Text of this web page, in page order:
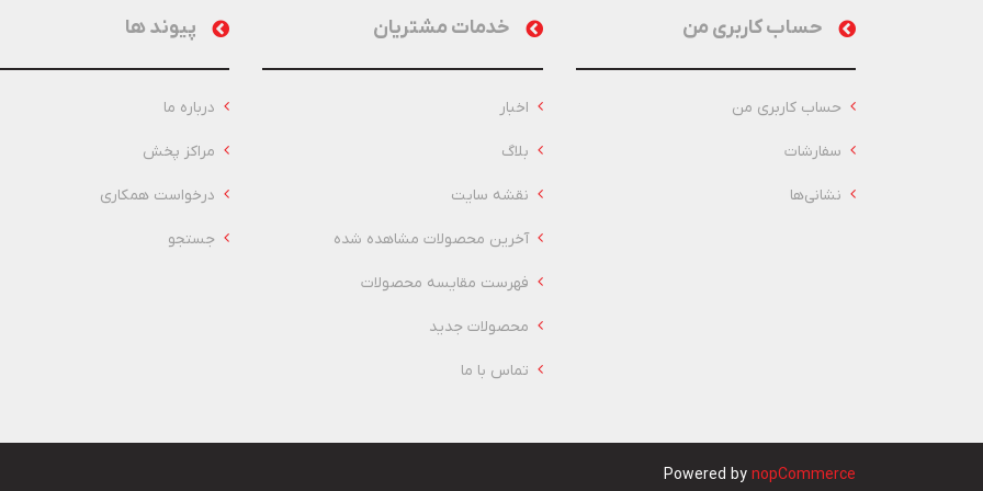
حساب کاربری من
حساب کاربری من
سفارشات
نشانی‌ها
خدمات مشتریان
اخبار
بلاگ
نقشه سایت
آخرین محصولات مشاهده شده
فهرست مقایسه محصولات
محصولات جدید
تماس با ما
پیوند ها
درباره ما
مراکز پخش
درخواست همکاری
جستجو
Powered bynopCommerce